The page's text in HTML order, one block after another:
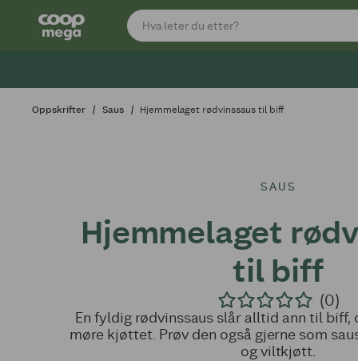
Oppskrifter Saus Hjemmelaget rødvinssaus til biff
SAUS
Hjemmelaget
til biff
(0)
En fyldig rødvinssaus slår alltid ann til
møre kjøttet. Prøv den også gjerne som
og viltkjøtt.